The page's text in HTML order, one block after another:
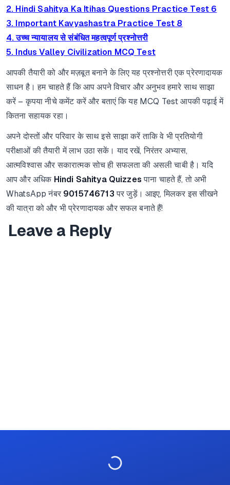
2. Hindi Sahitya Ka Itihas Questions Practice Test 6
3. Important Kavyashastra Practice Test 8
4. उच्च न्यायालय से संबंधित महत्वपूर्ण प्रश्नोत्तरी
5. Indus Valley Civilization MCQ Test
आपकी तैयारी को और मज़बूत बनाने के लिए यह प्रश्नोत्तरी एक प्रेरणादायक
साधन है। हम चाहते हैं कि आप अपने विचार और अनुभव हमारे साथ साझा
करें – कृपया नीचे कमेंट करें और बताएं कि यह MCQ Test आपकी पढ़ाई में
कितना सहायक रहा।
अपने दोस्तों और परिवार के साथ इसे साझा करें ताकि वे भी प्रतियोगी
परीक्षाओं की तैयारी में लाभ उठा सकें। याद रखें, निरंतर अभ्यास,
आत्मविश्वास और सकारात्मक सोच ही सफलता की असली चाबी है। यदि
आप और अधिक Hindi Sahitya Quizzes पाना चाहते हैं, तो अभी
WhatsApp नंबर 9015746713 पर जुड़ें। आइए, मिलकर इस सीखने
की यात्रा को और भी प्रेरणादायक और सफल बनाते हैं!
Leave a Reply